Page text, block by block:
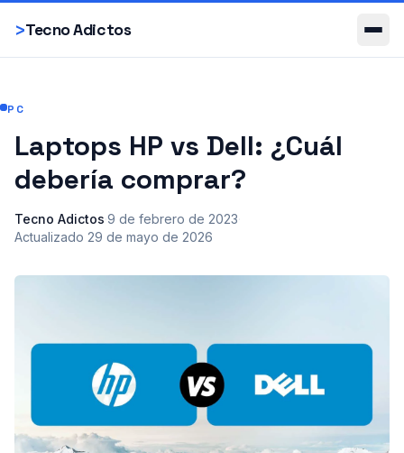
>Tecno Adictos
Smartphones
PC
Laptops HP vs Dell: ¿Cuál
debería comprar?
Tecno Adictos·9 de febrero de 2023·
Actualizado 29 de mayo de 2026